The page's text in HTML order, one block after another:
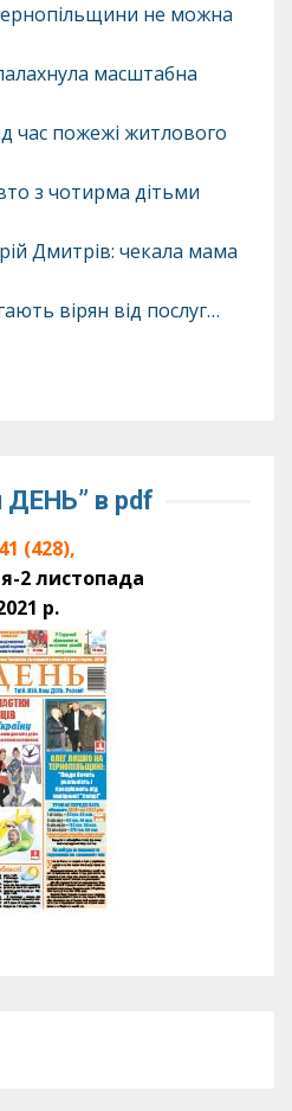
не можна
масштабна
час пожежі житлового
з чотирма дітьми
Дмитрів: чекала мама
вірян від послуг…
ДЕНЬ” в pdf
(428),
2 листопада
р.